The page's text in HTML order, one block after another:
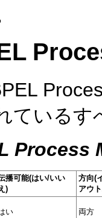
ている
Process
播可能(はい/いい
)
方向(
アウ
い 両方